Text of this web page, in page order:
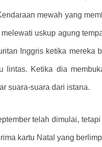
mewah yang
uskup agung
Inggris ketika mereka
lintas. Ketika dia
suara-suara dari istana.
telah dimulai,
kartu Natal yang